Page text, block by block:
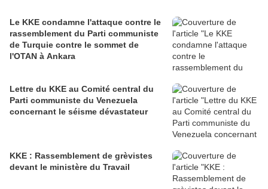
Le KKE condamne l'attaque contre le
rassemblement du Parti communiste
de Turquie contre le sommet de
l'OTAN à Ankara
Lettre du KKE au Comité central du
Parti communiste du Venezuela
concernant le séisme dévastateur
KKE : Rassemblement de grèvistes
devant le ministère du Travail